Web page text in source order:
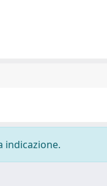
indicazione.